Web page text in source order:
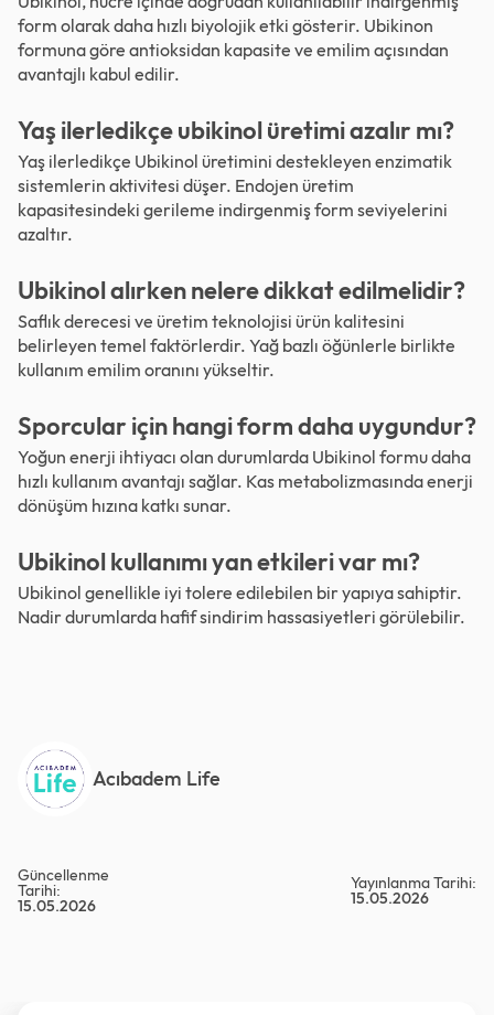
form olarak daha hızlı biyolojik etki gösterir. Ubikinon
formuna göre antioksidan kapasite ve emilim açısından
avantajlı kabul edilir.
Yaş ilerledikçe ubikinol üretimi azalır mı?
Yaş ilerledikçe Ubikinol üretimini destekleyen enzimatik
sistemlerin aktivitesi düşer. Endojen üretim
kapasitesindeki gerileme indirgenmiş form seviyelerini
azaltır.
Ubikinol alırken nelere dikkat edilmelidir?
Saflık derecesi ve üretim teknolojisi ürün kalitesini
belirleyen temel faktörlerdir. Yağ bazlı öğünlerle birlikte
kullanım emilim oranını yükseltir.
Sporcular için hangi form daha uygundur?
Yoğun enerji ihtiyacı olan durumlarda Ubikinol formu daha
hızlı kullanım avantajı sağlar. Kas metabolizmasında enerji
dönüşüm hızına katkı sunar.
Ubikinol kullanımı yan etkileri var mı?
Ubikinol genellikle iyi tolere edilebilen bir yapıya sahiptir.
Nadir durumlarda hafif sindirim hassasiyetleri görülebilir.
Acıbadem Life
Güncellenme
Tarihi:
15.05.2026
Yayınlanma Tarihi:
15.05.2026